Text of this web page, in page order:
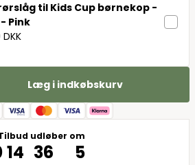
til Kids Cup børnekop -
Pink
Læg i indkøbskurv
udløber om
14 36 4